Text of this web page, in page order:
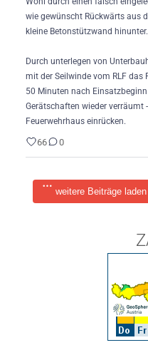
wie gewünscht Rückwärts aus
kleine Betonstützwand hinunter.
Durch unterlegen von
mit der Seilwinde vom RLF das
50 Minuten nach
Gerätschaften wieder verräumt
Feuerwehrhaus einrücken.
66 0
weitere Beiträge laden